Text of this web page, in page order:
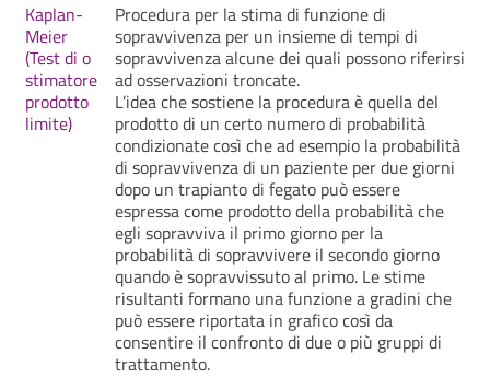
Kaplan-
Meier
(Test di o
stimatore
prodotto
limite)
Procedura per la stima di funzione di
sopravvivenza per un insieme di tempi di
sopravvivenza alcune dei quali possono riferirsi
ad osservazioni troncate.
L’idea che sostiene la procedura è quella del
prodotto di un certo numero di probabilità
condizionate così che ad esempio la probabilità
di sopravvivenza di un paziente per due giorni
dopo un trapianto di fegato può essere
espressa come prodotto della probabilità che
egli sopravviva il primo giorno per la
probabilità di sopravvivere il secondo giorno
quando è sopravvissuto al primo. Le stime
risultanti formano una funzione a gradini che
può essere riportata in grafico così da
consentire il confronto di due o più gruppi di
trattamento.